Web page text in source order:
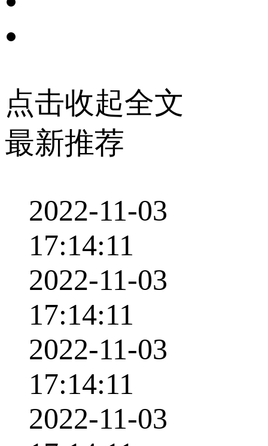
点击收起全文
最新推荐
2022-11-03
17:14:11
2022-11-03
17:14:11
2022-11-03
17:14:11
2022-11-03